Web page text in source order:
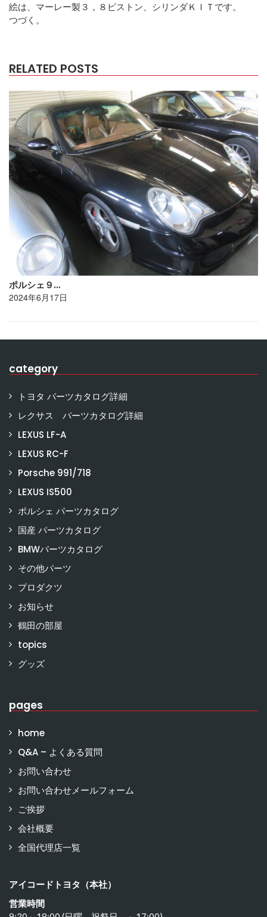
絵は、マーレー製３，８ピストン、シリンダＫＩＴです。
つづく。
RELATED POSTS
ポルシェ９…
2024年6月17日
category
トヨタ パーツカタログ詳細
レクサス パーツカタログ詳細
LEXUS LF-A
LEXUS RC-F
Porsche 991/718
LEXUS IS500
ポルシェ パーツカタログ
国産 パーツカタログ
BMWパーツカタログ
その他パーツ
プロダクツ
お知らせ
鶴田の部屋
topics
グッズ
pages
home
Q&A – よくある質問
お問い合わせ
お問い合わせメールフォーム
ご挨拶
会社概要
全国代理店一覧
アイコードトヨタ（本社）
営業時間